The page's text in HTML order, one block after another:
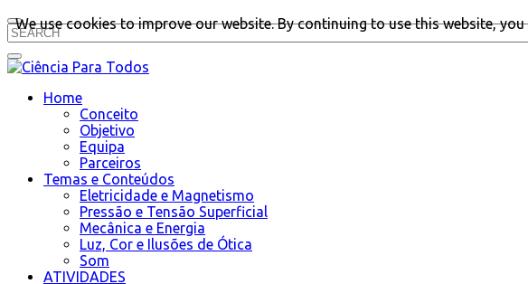
Home
Conceito
Objetivo
Equipa
Parceiros
Temas e Conteúdos
Eletricidade e Magnetismo
Pressão e Tensão Superficial
Mecânica e Energia
Luz, Cor e Ilusões de Ótica
Som
ATIVIDADES
We use cookies to improve our website. By continuing to use this website,